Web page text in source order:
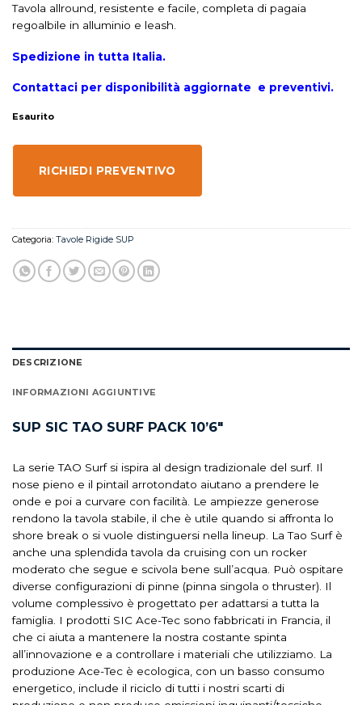
Tavola allround, resistente e facile, completa di pagaia
regoalbile in alluminio e leash.
Spedizione in tutta Italia.
Contattaci per disponibilità aggiornate e preventivi.
Esaurito
RICHIEDI PREVENTIVO
Categoria: Tavole Rigide SUP
DESCRIZIONE
INFORMAZIONI AGGIUNTIVE
SUP SIC TAO SURF PACK 10’6″
La serie TAO Surf si ispira al design tradizionale del surf. Il
nose pieno e il pintail arrotondato aiutano a prendere le
onde e poi a curvare con facilità. Le ampiezze generose
rendono la tavola stabile, il che è utile quando si affronta lo
shore break o si vuole distinguersi nella lineup. La Tao Surf è
anche una splendida tavola da cruising con un rocker
moderato che segue e scivola bene sull’acqua. Può ospitare
diverse configurazioni di pinne (pinna singola o thruster). Il
volume complessivo è progettato per adattarsi a tutta la
famiglia. I prodotti SIC Ace-Tec sono fabbricati in Francia, il
che ci aiuta a mantenere la nostra costante spinta
all’innovazione e a controllare i materiali che utilizziamo. La
produzione Ace-Tec è ecologica, con un basso consumo
energetico, include il riciclo di tutti i nostri scarti di